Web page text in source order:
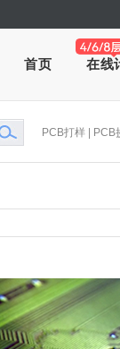
首页 在线
PCB打样 PCB